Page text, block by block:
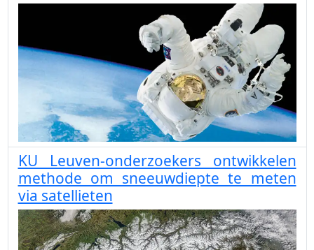
KU Leuven-onderzoekers ontwikkelen
methode om sneeuwdiepte te meten
via satellieten